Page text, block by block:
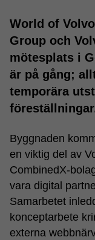
World of
Group och
mötesplats i
är på gång;
temporära
Byggnaden
en viktig del av
CombinedX-
vara digital
Samarbetet
konceptarbete
externa